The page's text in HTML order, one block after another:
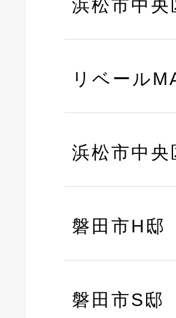
浜松市中
リベール
浜松市中央
磐田市H邸
磐田市S邸